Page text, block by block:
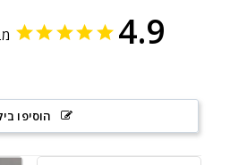
4.9
הוסיפו